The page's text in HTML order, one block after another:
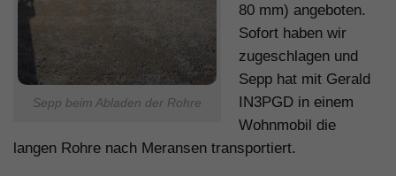
Sepp beim Abladen der Rohre
80 mm) angeboten.
Sofort haben wir
zugeschlagen und
Sepp hat mit Gerald
IN3PGD in einem
Wohnmobil die
langen Rohre nach Meransen transportiert.